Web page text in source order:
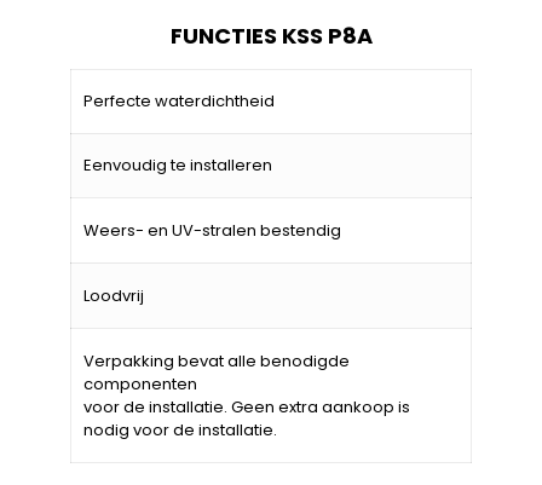
FUNCTIES KSS P8A
Perfecte waterdichtheid
Eenvoudig te installeren
Weers- en UV-stralen bestendig
Loodvrij
Verpakking bevat alle benodigde
componenten
voor de installatie. Geen extra aankoop is
nodig voor de installatie.